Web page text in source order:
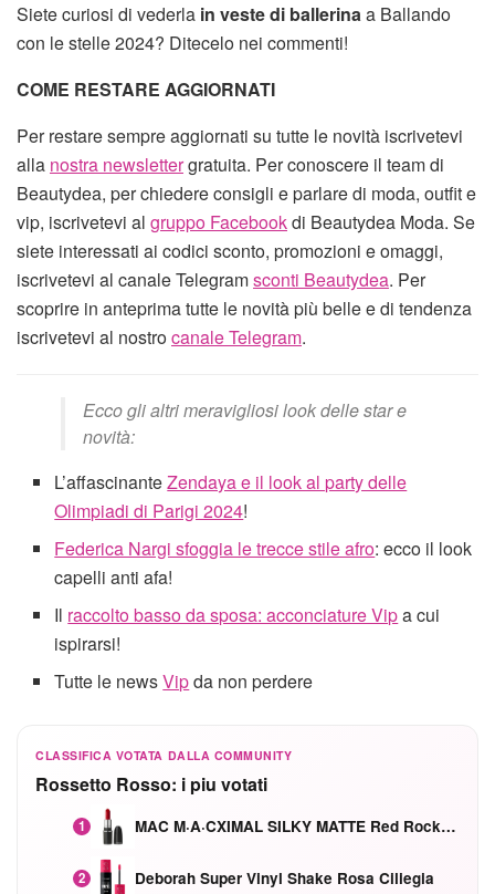
Siete curiosi di vederla in veste di ballerinaa Ballando
con le stelle 2024? Ditecelo nei commenti!
COME RESTARE AGGIORNATI
Per restare sempre aggiornati su tutte le novità iscrivetevi
alla nostra newslettergratuita. Per conoscere il team di
Beautydea, per chiedere consigli e parlare di moda, outfit e
vip, iscrivetevi al gruppo Facebookdi Beautydea Moda. Se
siete interessati ai codici sconto, promozioni e omaggi,
iscrivetevi al canale Telegramsconti Beautydea. Per
scoprire in anteprima tutte le novità più belle e di tendenza
iscrivetevi al nostrocanale Telegram.
Ecco gli altri meravigliosi look delle star e
novità:
L’affascinanteZendaya e il look al party delle
Olimpiadi di Parigi 2024!
Federica Nargi sfoggia le trecce stile afro: ecco il look
capelli anti afa!
Il raccolto basso da sposa: acconciature Vipa cui
ispirarsi!
Tutte le newsVipda non perdere
CLASSIFICA VOTATA DALLA COMMUNITY
Rossetto Rosso: i piu votati
1 MAC M·A·CXIMAL SILKY MATTE Red Rock mat
2 Deborah Super Vinyl Shake Rosa Ciliegia